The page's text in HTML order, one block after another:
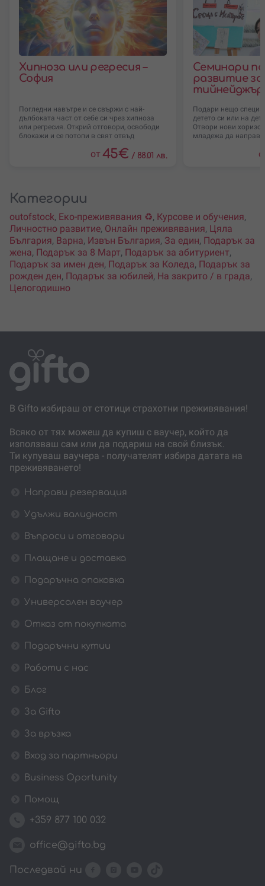
Хипноза или регресия –
София
Погледни навътре и се свържи с най-
дълбоката част от себе си чрез хипноза
или регресия. Открий отговори, освободи
блокажи и се потопи в свят отвъд
от 45€ / 88.01 лв.
Семинари
развитие за
Подари нещо
детето си или на
Отвори нови
младежа да направи
Категории
outofstock, Еко-преживявания ♻️, Курсове и обучения,
Личностно развитие, Онлайн преживявания, Цяла
България, Варна, Извън България, За един, Подарък за
жена, Подарък за 8 Март, Подарък за абитуриент,
Подарък за имен ден, Подарък за Коледа, Подарък за
рожден ден, Подарък за юбилей, На закрито / в града,
Целогодишно
В Gifto избираш от стотици страхотни преживявания!
Всяко от тях можеш да купиш с ваучер, който да
използваш сам или да подариш на свой близък.
Ти купуваш ваучера - получателят избира датата на
преживяването!
Направи резервация
Удължи валидност
Въпроси и отговори
Плащане и доставка
Подаръчна опаковка
Универсален ваучер
Отказ от покупката
Подаръчни кутии
Работи с нас
Блог
За Gifto
За връзка
Вход за партньори
Business Oportunity
Помощ
+359 877 100 032
office@gifto.bg
Последвай ни